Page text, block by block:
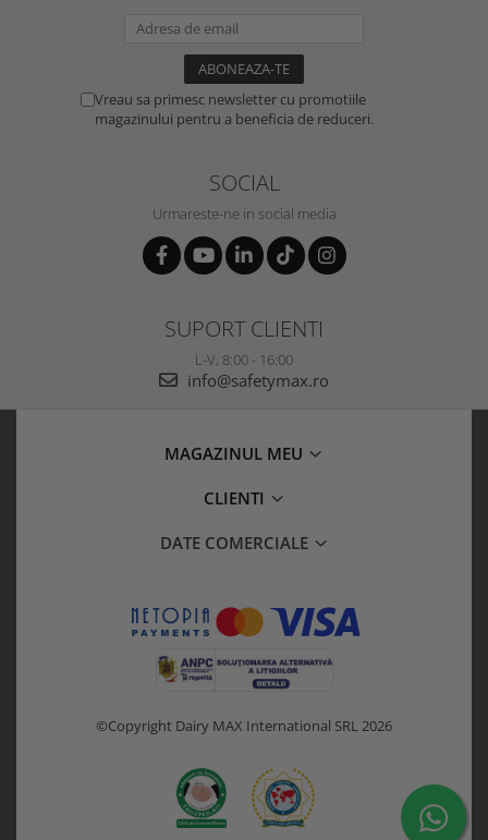
Vreau sa primesc newsletter cu promotiile
magazinului pentru a beneficia de reduceri.
SOCIAL
Urmareste-ne in social media
SUPORT CLIENTI
L-V, 8:00 - 16:00
info@safetymax.ro
MAGAZINUL MEU
CLIENTI
DATE COMERCIALE
©Copyright Dairy MAX International SRL 2026